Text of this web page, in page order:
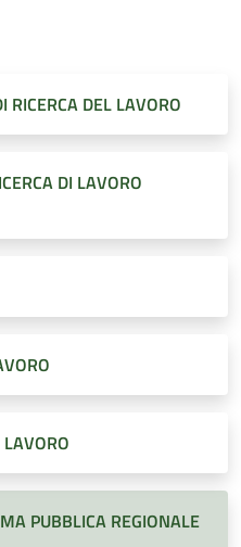
RICERCA DEL LAVORO
DI LAVORO
PUBBLICA REGIONALE